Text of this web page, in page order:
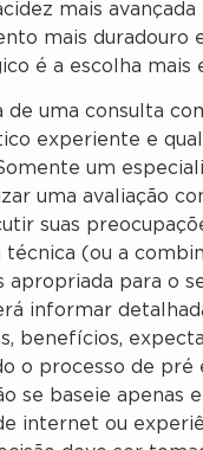
mais avançada
mais duradouro
é a escolha mais
de uma consulta
experiente e
um
uma avaliação
suas
técnica (ou a
apropriada para o
informar
benefícios,
o processo de pré
se baseie apenas
internet ou